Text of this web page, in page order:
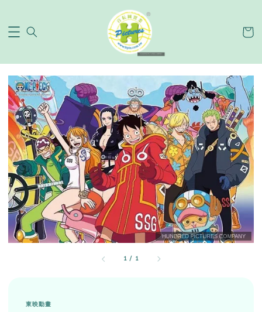
1 / 1
東映動畫